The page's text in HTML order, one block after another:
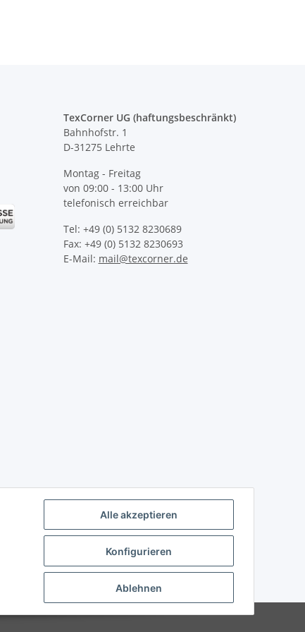
TexCorner UG (haftungsbeschränkt)
Bahnhofstr. 1
D-31275 Lehrte
Montag - Freitag
von 09:00 - 13:00 Uhr
telefonisch erreichbar
Tel: +49 (0) 5132 8230689
Fax: +49 (0) 5132 8230693
E-Mail: mail@texcorner.de
Alle akzeptieren
Konfigurieren
Ablehnen